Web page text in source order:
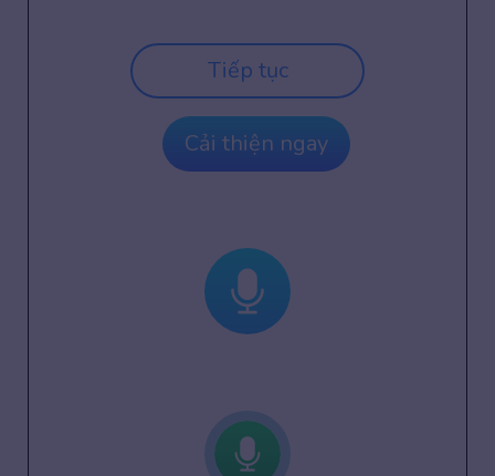
Tiếp tục
Cải thiện ngay